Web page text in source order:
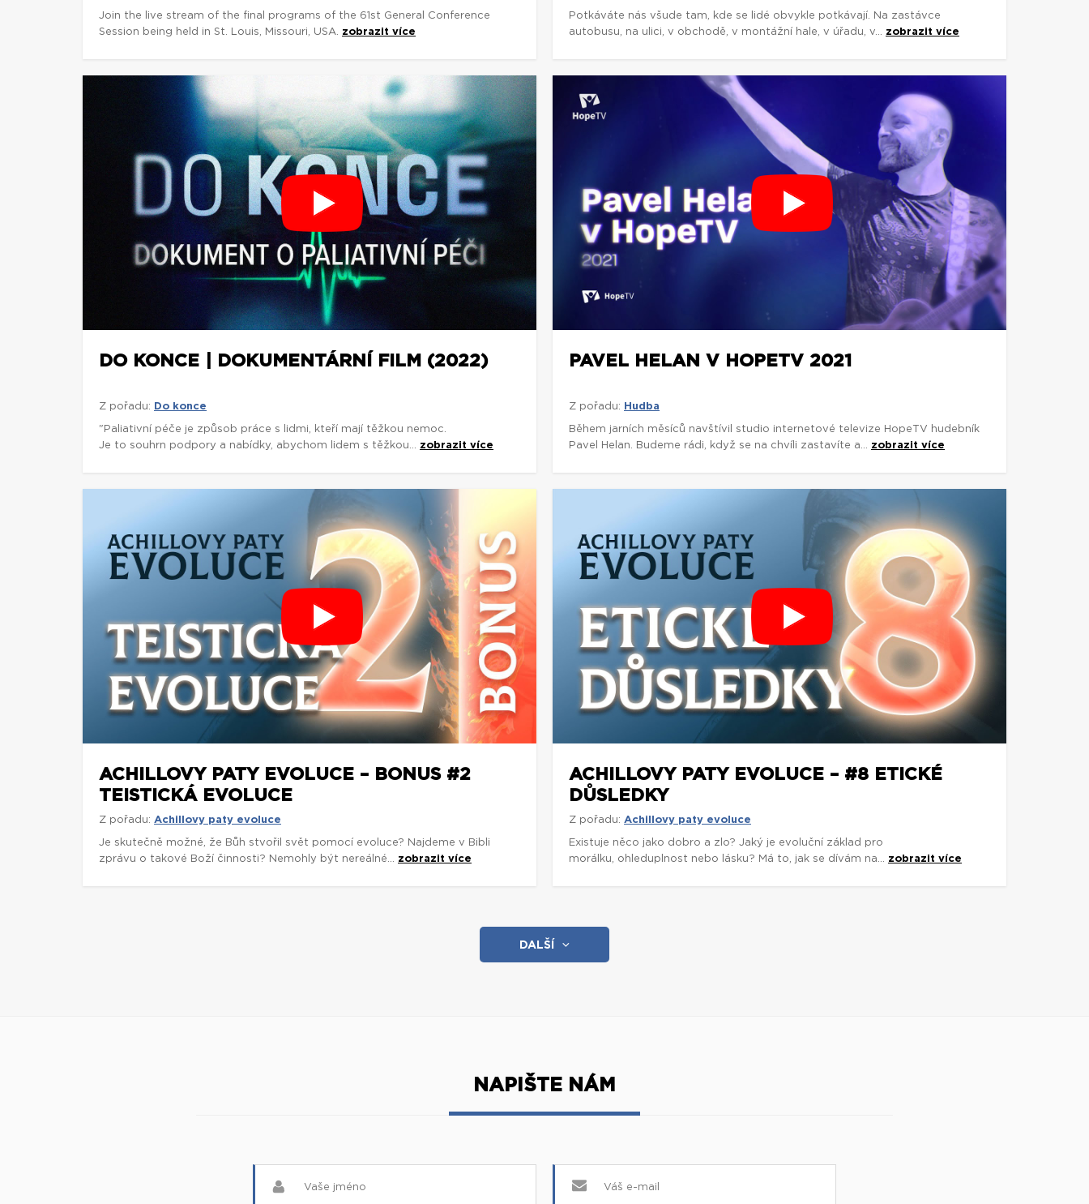
Join the live stream of the final programs of the 61st General Conference
Session being held in St. Louis, Missouri, USA. zobrazit více
Potkáváte nás všude tam, kde se lidé obvykle potkávají. Na zastávce
autobusu, na ulici, v obchodě, v montážní hale, v úřadu, v... zobrazit více
DO KONCE | DOKUMENTÁRNÍ FILM (2022)
Z pořadu: Do konce
"Paliativní péče je způsob práce s lidmi, kteří mají těžkou nemoc.
Je to souhrn podpory a nabídky, abychom lidem s těžkou... zobrazit více
PAVEL HELAN V HOPETV 2021
Z pořadu: Hudba
Během jarních měsíců navštívil studio internetové televize HopeTV hudebník
Pavel Helan. Budeme rádi, když se na chvíli zastavíte a... zobrazit více
ACHILLOVY PATY EVOLUCE – BONUS #2
TEISTICKÁ EVOLUCE
Z pořadu: Achillovy paty evoluce
Je skutečně možné, že Bůh stvořil svět pomocí evoluce? Najdeme v Bibli
zprávu o takové Boží činnosti? Nemohly být nereálné... zobrazit více
ACHILLOVY PATY EVOLUCE – #8 ETICKÉ
DŮSLEDKY
Z pořadu: Achillovy paty evoluce
Existuje něco jako dobro a zlo? Jaký je evoluční základ pro
morálku, ohleduplnost nebo lásku? Má to, jak se dívám na... zobrazit více
DALŠÍ
NAPIŠTE NÁM